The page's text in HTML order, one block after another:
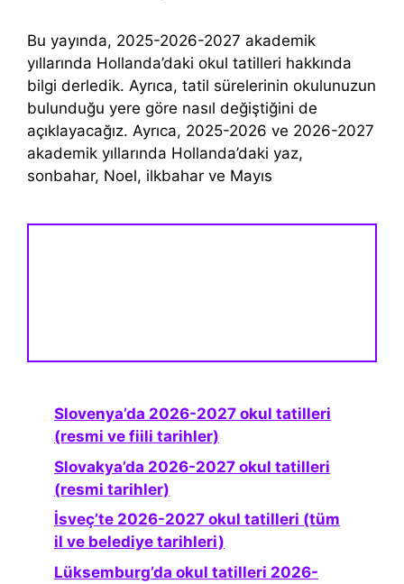
Bu yayında, 2025-2026-2027 akademik
yıllarında Hollanda’daki okul tatilleri hakkında
bilgi derledik. Ayrıca, tatil sürelerinin okulunuzun
bulunduğu yere göre nasıl değiştiğini de
açıklayacağız. Ayrıca, 2025-2026 ve 2026-2027
akademik yıllarında Hollanda’daki yaz,
sonbahar, Noel, ilkbahar ve Mayıs
Slovenya’da 2026-2027 okul tatilleri
(resmi ve fiili tarihler)
Slovakya’da 2026-2027 okul tatilleri
(resmi tarihler)
İsveç’te 2026-2027 okul tatilleri (tüm
il ve belediye tarihleri)
Lüksemburg’da okul tatilleri 2026-